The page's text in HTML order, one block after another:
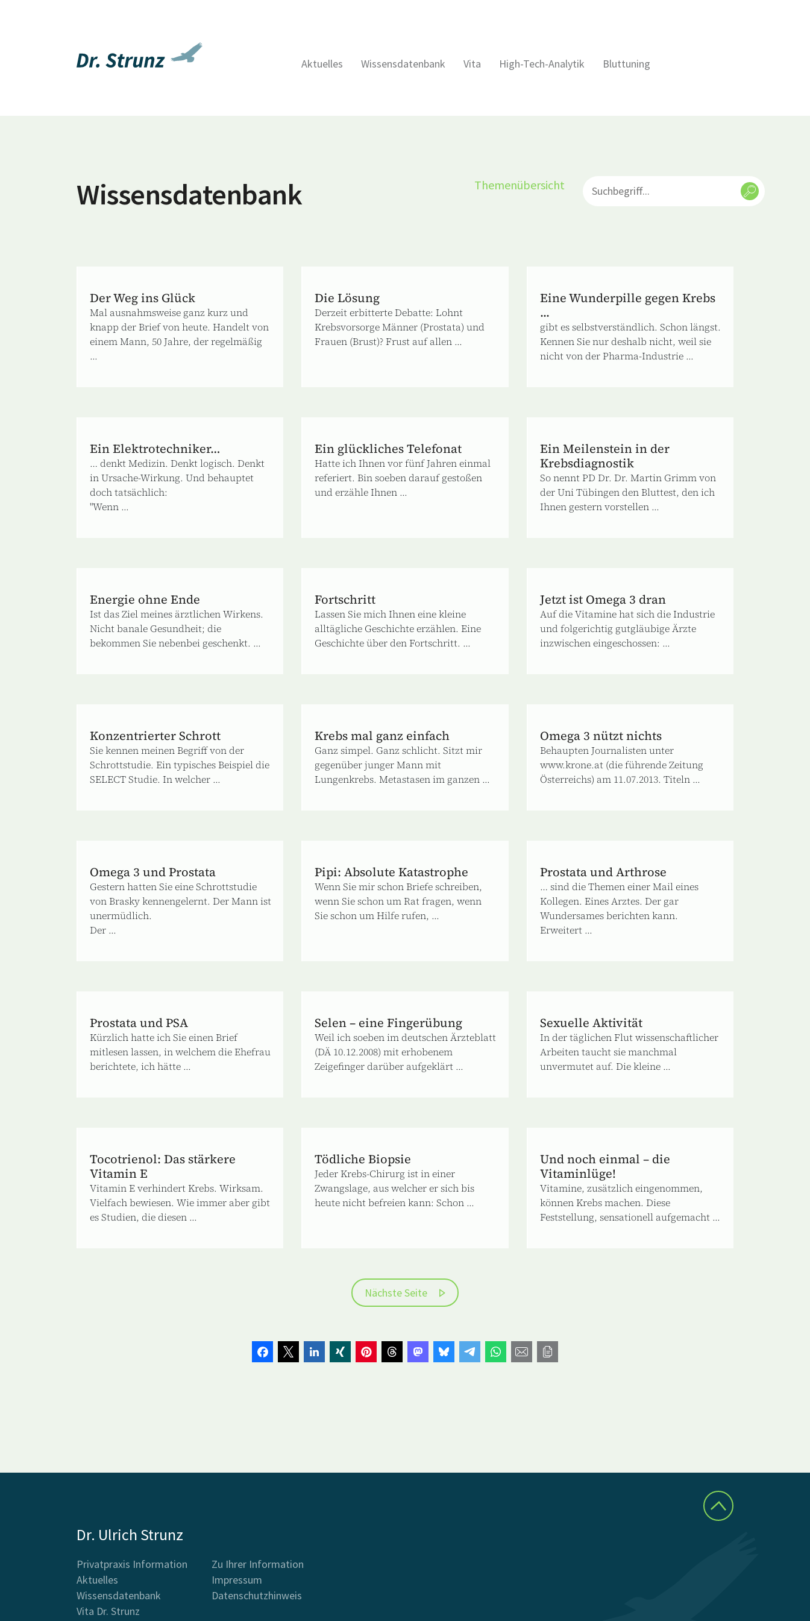
Aktuelles Wissensdatenbank Vita High-Tech-Analytik Bluttuning
Wissensdatenbank Themenübersicht
Der Weg ins Glück
Mal ausnahmsweise ganz kurz und
knapp der Brief von heute. Handelt von
einem Mann, 50 Jahre, der regelmäßig
...
Die Lösung
Derzeit erbitterte Debatte: Lohnt
Krebsvorsorge Männer (Prostata) und
Frauen (Brust)? Frust auf allen ...
Eine Wunderpille gegen Krebs
...
gibt es selbstverständlich. Schon längst.
Kennen Sie nur deshalb nicht, weil sie
nicht von der Pharma‐Industrie ...
Ein Elektrotechniker…
… denkt Medizin. Denkt logisch. Denkt
in Ursache-Wirkung. Und behauptet
doch tatsächlich:
"Wenn ...
Ein glückliches Telefonat
Hatte ich Ihnen vor fünf Jahren einmal
referiert. Bin soeben darauf gestoßen
und erzähle Ihnen ...
Ein Meilenstein in der
Krebsdiagnostik
So nennt PD Dr. Dr. Martin Grimm von
der Uni Tübingen den Bluttest, den ich
Ihnen gestern vorstellen ...
Energie ohne Ende
Ist das Ziel meines ärztlichen Wirkens.
Nicht banale Gesundheit; die
bekommen Sie nebenbei geschenkt. ...
Fortschritt
Lassen Sie mich Ihnen eine kleine
alltägliche Geschichte erzählen. Eine
Geschichte über den Fortschritt. ...
Jetzt ist Omega 3 dran
Auf die Vitamine hat sich die Industrie
und folgerichtig gutgläubige Ärzte
inzwischen eingeschossen: ...
Konzentrierter Schrott
Sie kennen meinen Begriff von der
Schrottstudie. Ein typisches Beispiel die
SELECT Studie. In welcher ...
Krebs mal ganz einfach
Ganz simpel. Ganz schlicht. Sitzt mir
gegenüber junger Mann mit
Lungenkrebs. Metastasen im ganzen ...
Omega 3 nützt nichts
Behaupten Journalisten unter
www.krone.at (die führende Zeitung
Österreichs) am 11.07.2013. Titeln ...
Omega 3 und Prostata
Gestern hatten Sie eine Schrottstudie
von Brasky kennengelernt. Der Mann ist
unermüdlich.
Der ...
Pipi: Absolute Katastrophe
Wenn Sie mir schon Briefe schreiben,
wenn Sie schon um Rat fragen, wenn
Sie schon um Hilfe rufen, ...
Prostata und Arthrose
… sind die Themen einer Mail eines
Kollegen. Eines Arztes. Der gar
Wundersames berichten kann.
Erweitert ...
Prostata und PSA
Kürzlich hatte ich Sie einen Brief
mitlesen lassen, in welchem die Ehefrau
berichtete, ich hätte ...
Selen – eine Fingerübung
Weil ich soeben im deutschen Ärzteblatt
(DÄ 10.12.2008) mit erhobenem
Zeigefinger darüber aufgeklärt ...
Sexuelle Aktivität
In der täglichen Flut wissenschaftlicher
Arbeiten taucht sie manchmal
unvermutet auf. Die kleine ...
Tocotrienol: Das stärkere
Vitamin E
Vitamin E verhindert Krebs. Wirksam.
Vielfach bewiesen. Wie immer aber gibt
es Studien, die diesen ...
Tödliche Biopsie
Jeder Krebs-Chirurg ist in einer
Zwangslage, aus welcher er sich bis
heute nicht befreien kann: Schon ...
Und noch einmal – die
Vitaminlüge!
Vitamine, zusätzlich eingenommen,
können Krebs machen. Diese
Feststellung, sensationell aufgemacht ...
Nächste Seite
Dr. Ulrich Strunz
Privatpraxis Information
Aktuelles
Wissensdatenbank
Vita Dr. Strunz
Zu Ihrer Information
Impressum
Datenschutzhinweis